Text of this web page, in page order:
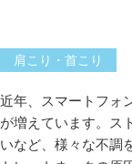
肩こり・首こり
近年、スマートフォ
が増えています。ス
いなど、様々な不調